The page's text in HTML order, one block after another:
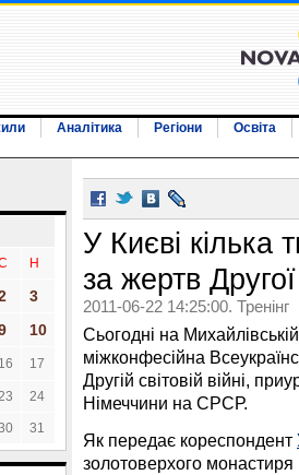
Аналітика Регіони
Освіта
Н
3
10
16 17
24
31
У Києві
за жертв Другої
2011-06-22 14:25:00. Тренінг
Сьогодні на
міжконфесійна
Другій світовій війні,
Німеччини на СРСР.
Як передає кореспондент
золотоверхого